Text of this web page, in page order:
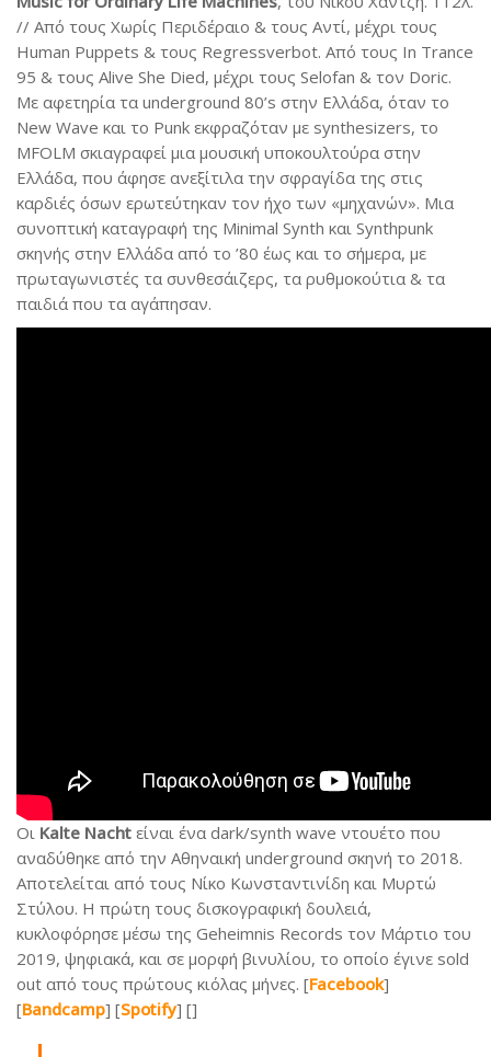
// Από τους Χωρίς Περιδέραιο & τους Αντί, μέχρι τους
Human Puppets & τους Regressverbot. Aπό τους In Trance
95 & τους Alive She Died, μέχρι τους Selofan & τον Doric.
Mε αφετηρία τα underground 80’s στην Ελλάδα, όταν το
New Wave και το Punk εκφραζόταν με synthesizers, το
MFOLM σκιαγραφεί μια μουσική υποκουλτούρα στην
Ελλάδα, που άφησε ανεξίτιλα την σφραγίδα της στις
καρδιές όσων ερωτεύτηκαν τον ήχο των «μηχανών». Μια
συνοπτική καταγραφή της Minimal Synth και Synthpunk
σκηνής στην Ελλάδα από το ’80 έως και το σήμερα, με
πρωταγωνιστές τα συνθεσάιζερς, τα ρυθμοκούτια & τα
παιδιά που τα αγάπησαν.
Οι Kalte Nacht είναι ένα dark/synth wave ντουέτο που
αναδύθηκε από την Αθηναική underground σκηνή το 2018.
Αποτελείται από τους Νίκο Κωνσταντινίδη και Μυρτώ
Στύλου. Η πρώτη τους δισκογραφική δουλειά,
κυκλοφόρησε μέσω της Geheimnis Records τον Μάρτιο του
2019, ψηφιακά, και σε μορφή βινυλίου, το οποίο έγινε sold
out από τους πρώτους κιόλας μήνες. [Facebook]
[Bandcamp] [Spotify] []